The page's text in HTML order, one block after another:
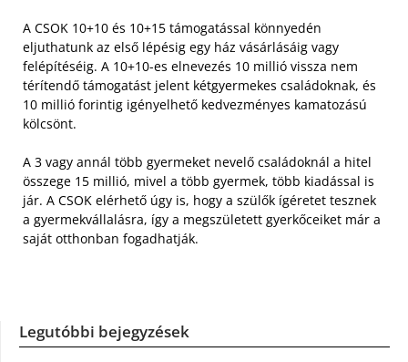
A CSOK 10+10 és 10+15 támogatással könnyedén
eljuthatunk az első lépésig egy ház vásárlásáig vagy
felépítéséig. A 10+10-es elnevezés 10 millió vissza nem
térítendő támogatást jelent kétgyermekes családoknak, és
10 millió forintig igényelhető kedvezményes kamatozású
kölcsönt.
A 3 vagy annál több gyermeket nevelő családoknál a hitel
összege 15 millió, mivel a több gyermek, több kiadással is
jár. A CSOK elérhető úgy is, hogy a szülők ígéretet tesznek
a gyermekvállalásra, így a megszületett gyerkőceiket már a
saját otthonban fogadhatják.
Legutóbbi bejegyzések